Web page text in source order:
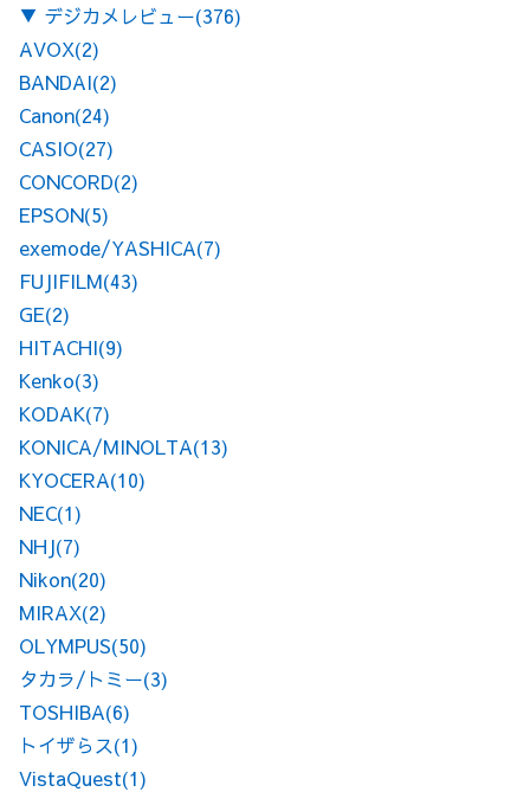
▼ デジカメレビュー(376)
AVOX(2)
BANDAI(2)
Canon(24)
CASIO(27)
CONCORD(2)
EPSON(5)
exemode/YASHICA(7)
FUJIFILM(43)
GE(2)
HITACHI(9)
Kenko(3)
KODAK(7)
KONICA/MINOLTA(13)
KYOCERA(10)
NEC(1)
NHJ(7)
Nikon(20)
MIRAX(2)
OLYMPUS(50)
タカラ/トミー(3)
TOSHIBA(6)
トイザらス(1)
VistaQuest(1)